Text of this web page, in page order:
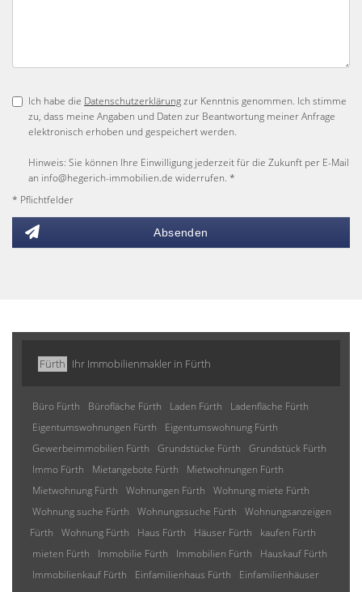
Ich habe die Datenschutzerklärungzur Kenntnis genommen. Ich stimme
zu, dass meine Angaben und Daten zur Beantwortung meiner Anfrage
elektronisch erhoben und gespeichert werden.
Hinweis: Sie können Ihre Einwilligung jederzeit für die Zukunft per E-Mail
an info@hegerich-immobilien.de widerrufen. *
* Pflichtfelder
Absenden
Fürth Ihr Immobilienmakler in Fürth
Büro Fürth Bürofläche Fürth Laden Fürth
Ladenfläche Fürth
Eigentumswohnungen Fürth
Eigentumswohnung Fürth
Gewerbeimmobilien Fürth
Grundstücke Fürth
Grundstück Fürth
Immo Fürth
Mietangebote Fürth
Mietwohnungen Fürth
Mietwohnung Fürth
Wohnungen Fürth
Wohnung miete Fürth
Wohnung suche Fürth
Wohnungssuche Fürth
Wohnungsanzeigen
Fürth
Wohnung Fürth Haus Fürth Häuser Fürth
kaufen Fürth
mieten Fürth
Immobilie Fürth Immobilien Fürth
Hauskauf Fürth
Immobilienkauf Fürth
Einfamilienhaus Fürth
Einfamilienhäuser